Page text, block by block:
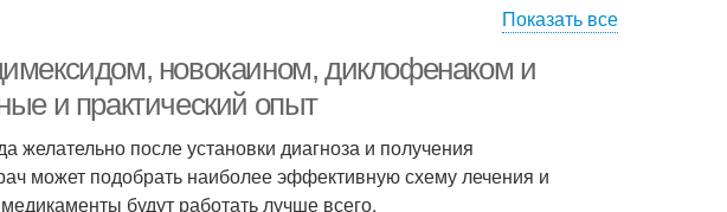
Показать все
новокаином, диклофенаком и
и практический опыт
после установки диагноза и получения
может подобрать наиболее эффективную схему лечения и
будут работать лучше всего.